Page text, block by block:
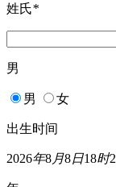
姓氏*
男
男 女
出生时间
2026年8月8日18时2